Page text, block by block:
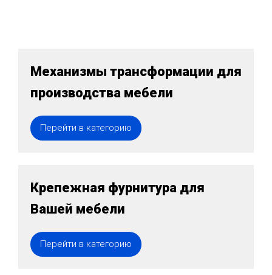
Механизмы трансформации для
производства мебели
Перейти в категорию
Крепежная фурнитура для
Вашей мебели
Перейти в категорию